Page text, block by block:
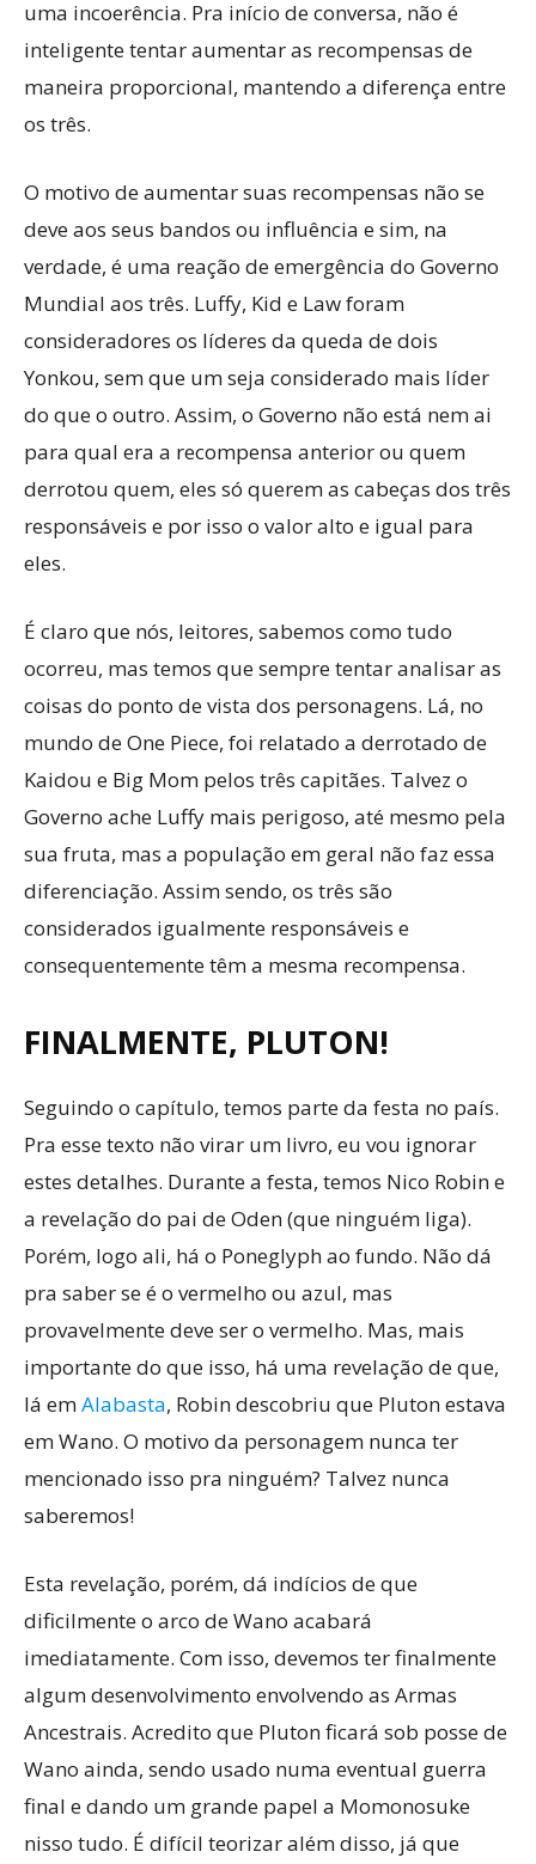
uma incoerência. Pra início de conversa, não é
inteligente tentar aumentar as recompensas de
maneira proporcional, mantendo a diferença entre
os três.
O motivo de aumentar suas recompensas não se
deve aos seus bandos ou influência e sim, na
verdade, é uma reação de emergência do Governo
Mundial aos três. Luffy, Kid e Law foram
consideradores os líderes da queda de dois
Yonkou, sem que um seja considerado mais líder
do que o outro. Assim, o Governo não está nem ai
para qual era a recompensa anterior ou quem
derrotou quem, eles só querem as cabeças dos três
responsáveis e por isso o valor alto e igual para
eles.
É claro que nós, leitores, sabemos como tudo
ocorreu, mas temos que sempre tentar analisar as
coisas do ponto de vista dos personagens. Lá, no
mundo de One Piece, foi relatado a derrotado de
Kaidou e Big Mom pelos três capitães. Talvez o
Governo ache Luffy mais perigoso, até mesmo pela
sua fruta, mas a população em geral não faz essa
diferenciação. Assim sendo, os três são
considerados igualmente responsáveis e
consequentemente têm a mesma recompensa.
FINALMENTE, PLUTON!
Seguindo o capítulo, temos parte da festa no país.
Pra esse texto não virar um livro, eu vou ignorar
estes detalhes. Durante a festa, temos Nico Robin e
a revelação do pai de Oden (que ninguém liga).
Porém, logo ali, há o Poneglyph ao fundo. Não dá
pra saber se é o vermelho ou azul, mas
provavelmente deve ser o vermelho. Mas, mais
importante do que isso, há uma revelação de que,
lá emAlabasta, Robin descobriu que Pluton estava
em Wano. O motivo da personagem nunca ter
mencionado isso pra ninguém? Talvez nunca
saberemos!
Esta revelação, porém, dá indícios de que
dificilmente o arco de Wano acabará
imediatamente. Com isso, devemos ter finalmente
algum desenvolvimento envolvendo as Armas
Ancestrais. Acredito que Pluton ficará sob posse de
Wano ainda, sendo usado numa eventual guerra
final e dando um grande papel a Momonosuke
nisso tudo. É difícil teorizar além disso, já que